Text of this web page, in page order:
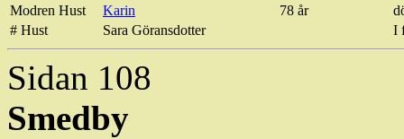
Modren Hust Karin 78 år
# Hust Sara Göransdotter I
Sidan 108
Smedby